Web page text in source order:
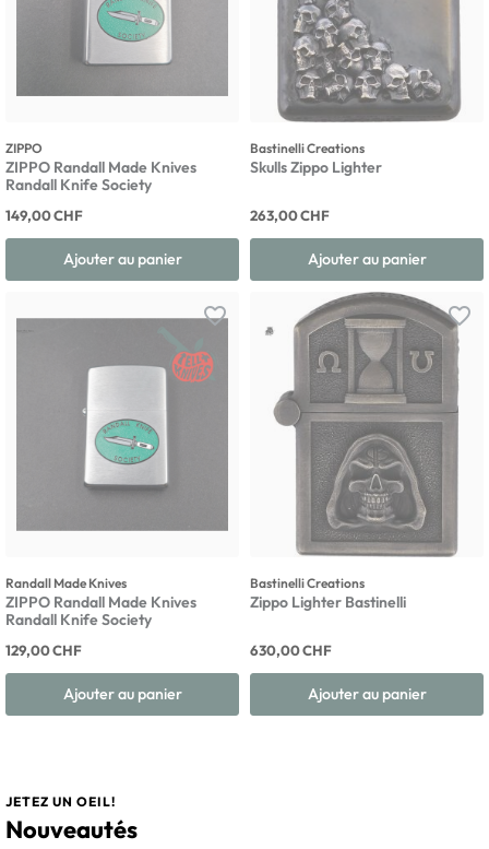
ZIPPO
ZIPPO Randall Made Knives
Randall Knife Society
149,00 CHF
Ajouter au panier
Bastinelli Creations
Skulls Zippo Lighter
263,00 CHF
Ajouter au panier
favorite_border
Randall Made Knives
ZIPPO Randall Made Knives
Randall Knife Society
129,00 CHF
Ajouter au panier
favorite_border
Bastinelli Creations
Zippo Lighter Bastinelli
630,00 CHF
Ajouter au panier
JETEZ UN OEIL!
Nouveautés